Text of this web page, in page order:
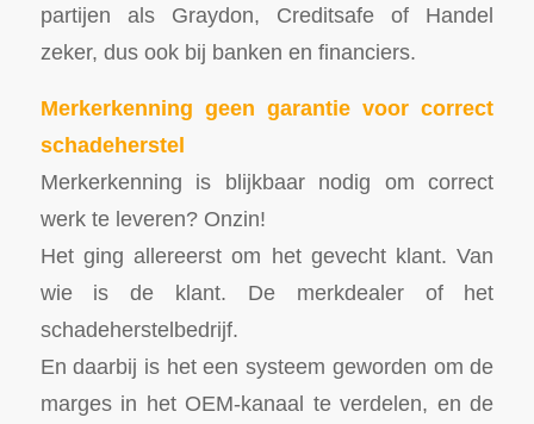
partijen als Graydon, Creditsafe of Handel
zeker, dus ook bij banken en financiers.
Merkerkenning geen garantie voor correct
schadeherstel
Merkerkenning is blijkbaar nodig om correct
werk te leveren? Onzin!
Het ging allereerst om het gevecht klant. Van
wie is de klant. De merkdealer of het
schadeherstelbedrijf.
En daarbij is het een systeem geworden om de
marges in het OEM-kanaal te verdelen, en de